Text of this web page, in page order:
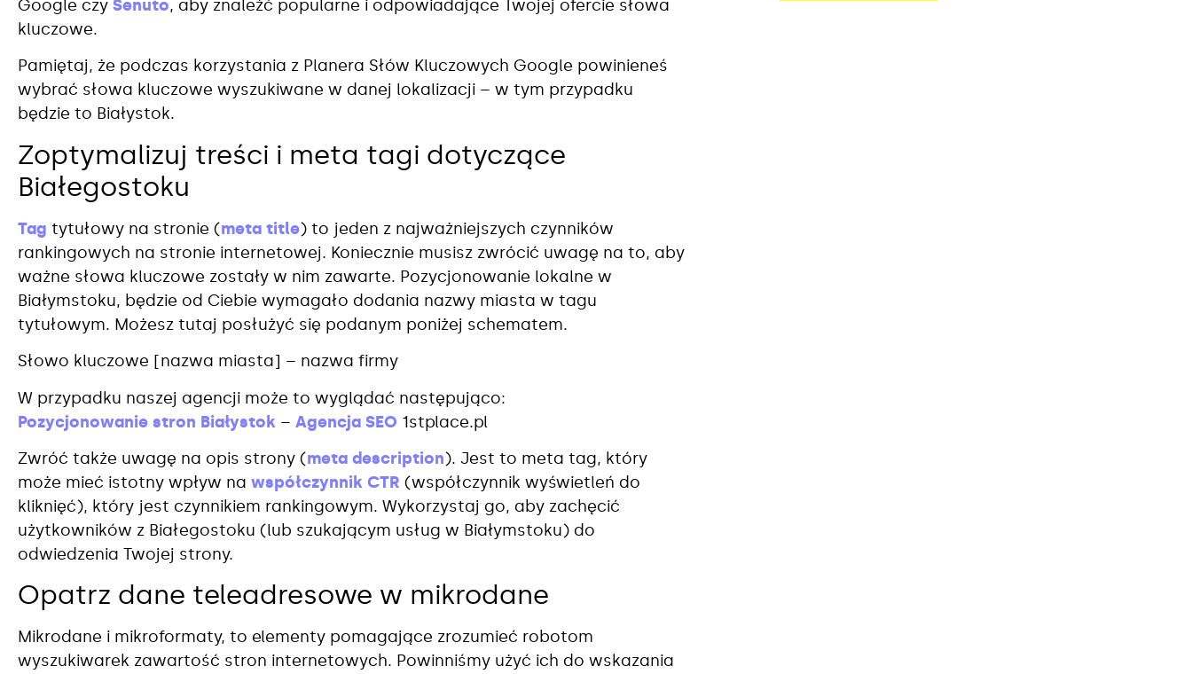
Google czy Senuto, aby znaleźć popularne i odpowiadające Twojej ofercie słowa
kluczowe.
Pamiętaj, że podczas korzystania z Planera Słów Kluczowych Google powinieneś
wybrać słowa kluczowe wyszukiwane w danej lokalizacji – w tym przypadku
będzie to Białystok.
Zoptymalizuj treści i meta tagi dotyczące
Białegostoku
Tag tytułowy na stronie (meta title) to jeden z najważniejszych czynników
rankingowych na stronie internetowej. Koniecznie musisz zwrócić uwagę na to, aby
ważne słowa kluczowe zostały w nim zawarte. Pozycjonowanie lokalne w
Białymstoku, będzie od Ciebie wymagało dodania nazwy miasta w tagu
tytułowym. Możesz tutaj posłużyć się podanym poniżej schematem.
Słowo kluczowe [nazwa miasta] – nazwa firmy
W przypadku naszej agencji może to wyglądać następująco:
Pozycjonowanie stron Białystok – Agencja SEO 1stplace.pl
Zwróć także uwagę na opis strony (meta description). Jest to meta tag, który
może mieć istotny wpływ na współczynnik CTR (współczynnik wyświetleń do
kliknięć), który jest czynnikiem rankingowym. Wykorzystaj go, aby zachęcić
użytkowników z Białegostoku (lub szukającym usług w Białymstoku) do
odwiedzenia Twojej strony.
Opatrz dane teleadresowe w mikrodane
Mikrodane i mikroformaty, to elementy pomagające zrozumieć robotom
wyszukiwarek zawartość stron internetowych. Powinniśmy użyć ich do wskazania